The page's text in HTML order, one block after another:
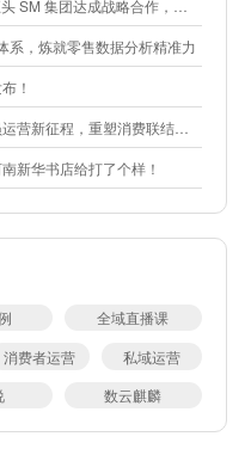
，携手开启 SMAC 会员数智化运营新征程
系，炼就零售数据分析精准力
！
征程，重塑消费联结新体验
新华书店给打了个样！
全域直播课
消费者运营
私域运营
数云麒麟